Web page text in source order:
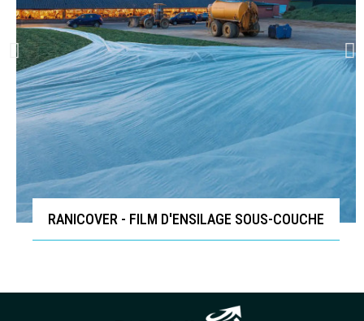
RANICOVER - FILM D'ENSILAGE SOUS-COUCHE